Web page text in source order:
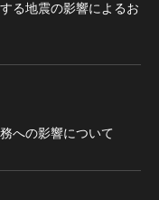
る地震の影響によるお
への影響について